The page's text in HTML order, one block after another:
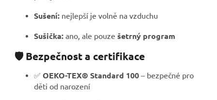
Sušení: nejlepší je volně na vzduchu
Sušička: ano, ale pouze šetrný program
🛡️ Bezpečnost a certifikace
✅ OEKO-TEX® Standard 100 – bezpečné pro
děti od narození